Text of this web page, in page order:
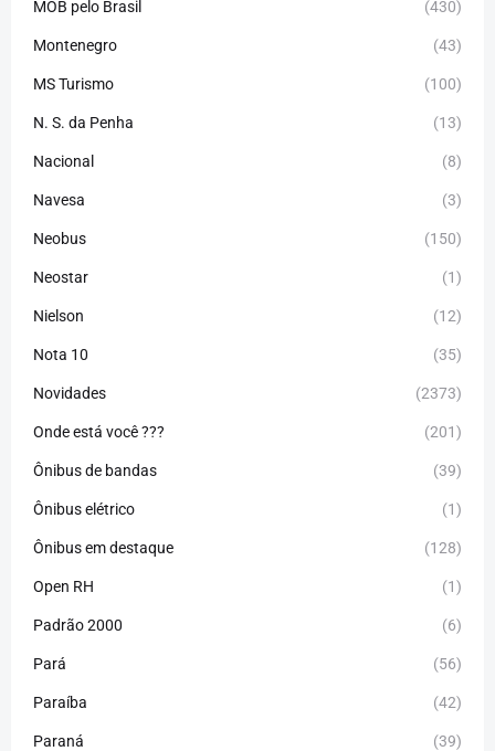
MOB pelo Brasil (430)
Montenegro (43)
MS Turismo (100)
N. S. da Penha (13)
Nacional (8)
Navesa (3)
Neobus (150)
Neostar (1)
Nielson (12)
Nota 10 (35)
Novidades (2373)
Onde está você ??? (201)
Ônibus de bandas (39)
Ônibus elétrico (1)
Ônibus em destaque (128)
Open RH (1)
Padrão 2000 (6)
Pará (56)
Paraíba (42)
Paraná (39)